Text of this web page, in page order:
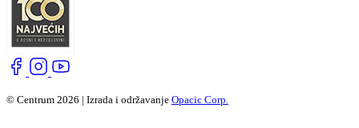
© Centrum 2026 | Izrada i održavanje Opacic Corp.